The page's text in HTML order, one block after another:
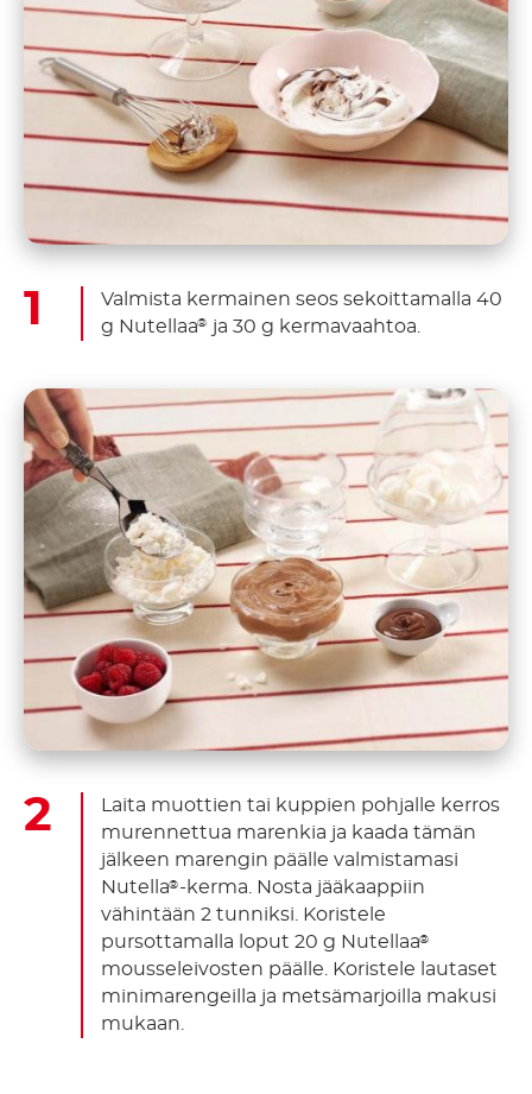
Valmista kermainen seos sekoittamalla 40
g Nutellaa® ja 30 g kermavaahtoa.
Laita muottien tai kuppien pohjalle kerros
murennettua marenkia ja kaada tämän
jälkeen marengin päälle valmistamasi
Nutella® -kerma. Nosta jääkaappiin
vähintään 2 tunniksi. Koristele
pursottamalla loput 20 g Nutellaa®
mousseleivosten päälle. Koristele lautaset
minimarengeilla ja metsämarjoilla makusi
mukaan.